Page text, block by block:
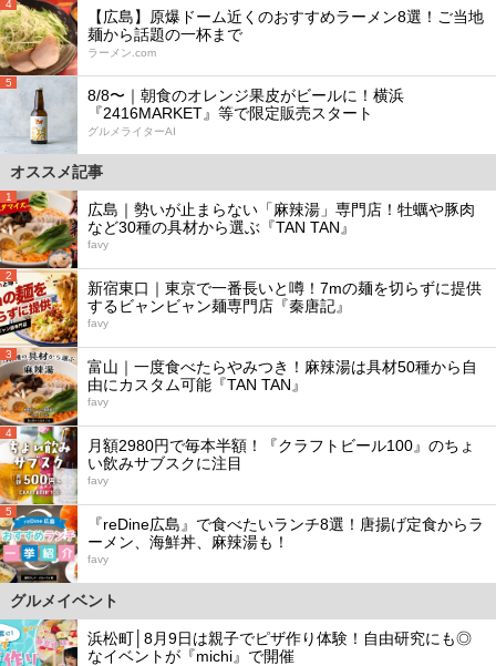
4
【広島】原爆ドーム近くのおすすめラーメン8選！ご当地
麺から話題の一杯まで
ラーメン.com
5
8/8〜｜朝食のオレンジ果皮がビールに！横浜
『2416MARKET』等で限定販売スタート
グルメライターAI
オススメ記事
1
広島｜勢いが止まらない「麻辣湯」専門店！牡蠣や豚肉
など30種の具材から選ぶ『TAN TAN』
favy
2
新宿東口｜東京で一番長いと噂！7mの麺を切らずに提供
するビャンビャン麺専門店『秦唐記』
favy
3
富山｜一度食べたらやみつき！麻辣湯は具材50種から自
由にカスタム可能『TAN TAN』
favy
4
月額2980円で毎本半額！『クラフトビール100』のちょ
い飲みサブスクに注目
favy
5
『reDine広島』で食べたいランチ8選！唐揚げ定食からラ
ーメン、海鮮丼、麻辣湯も！
favy
グルメイベント
浜松町│8月9日は親子でピザ作り体験！自由研究にも◎
なイベントが『michi』で開催